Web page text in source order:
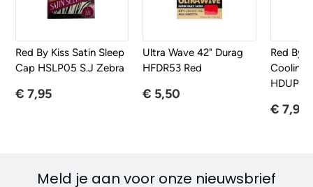
Red By Kiss Satin Sleep
Cap HSLP05 S.J Zebra
€ 7,95
Ultra Wave 42" Durag
HFDR53 Red
€ 5,50
Red By
Cooling
€ 7,95
Meld je aan voor onze nieuwsbrief